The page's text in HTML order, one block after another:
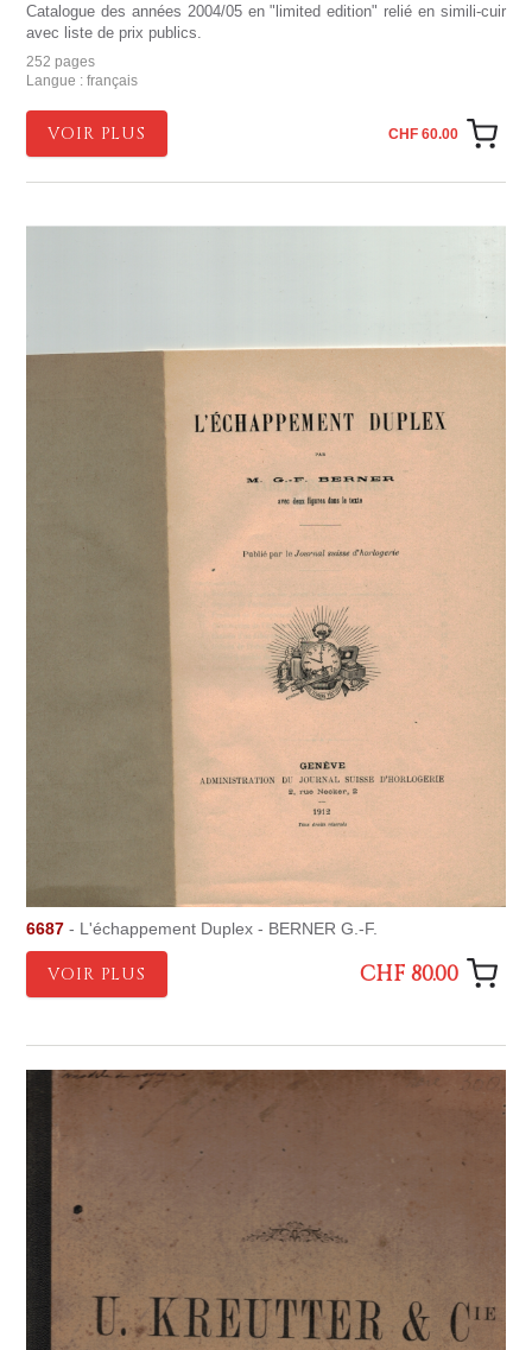
Catalogue des années 2004/05 en "limited edition" relié en simili-cuir
avec liste de prix publics.
252 pages
Langue : français
VOIR PLUS CHF 60.00
6687 - L'échappement Duplex - BERNER G.-F.
VOIR PLUS CHF 80.00